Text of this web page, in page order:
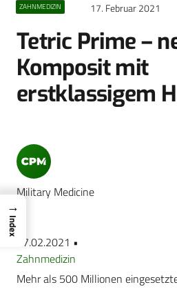
ZAHNMEDIZIN 17. Februar 2021
Tetric Prime –
Komposit mit
erstklassigem
Military Medicine
17.02.2021 •
Zahnmedizin
Mehr als 500 Millionen
→
Index